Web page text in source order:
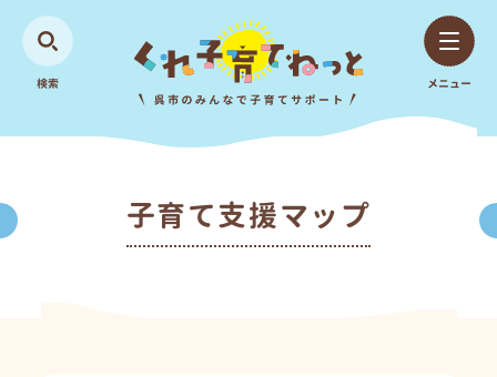
検索 メニュー
子育て支援マップ